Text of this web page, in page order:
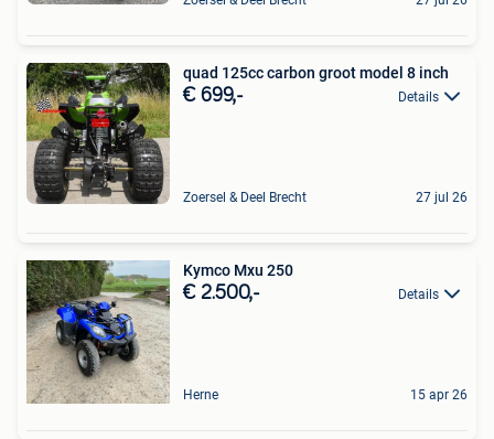
quad 125cc carbon groot model 8 inch
€ 699,- Details
Zoersel & Deel Brecht 27 jul 26
Kymco Mxu 250
€ 2.500,- Details
Herne 15 apr 26